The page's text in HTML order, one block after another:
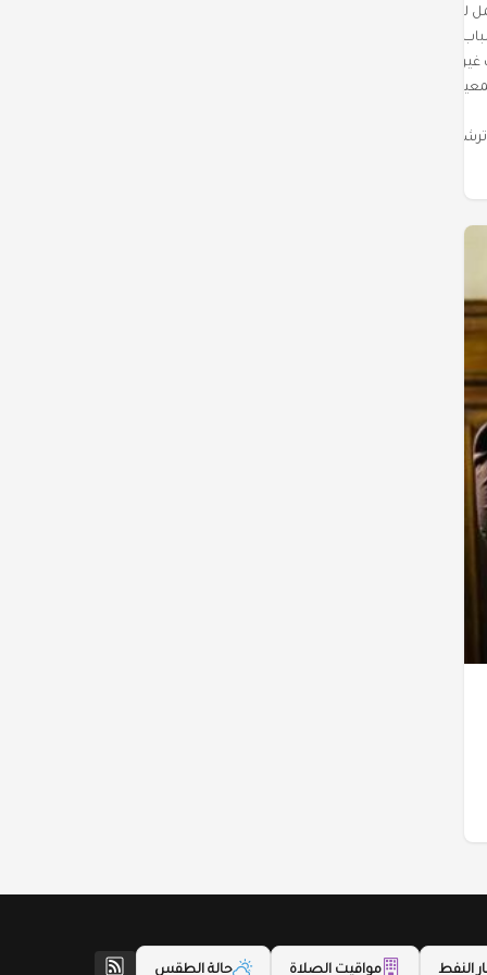
شباب عاطلين بسبب عدم وجود فرص عمل لهم، وسيتم تقديم بدل بطالة لكل هذه
الحاصلين على مؤهلات كالتزام حكومي أمام المواطنين»
ومعاناة المواطن، مؤكدًا أن ذلك الأمر هو الذي دفعه للترشح للرئاسة.
لمنصب الرئاسة».
النفط مواقيت الصلاة حالة الطقس